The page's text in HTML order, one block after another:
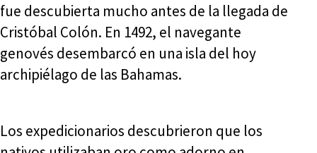
fue descubierta mucho antes de la llegada de
Cristóbal Colón. En 1492, el navegante
genovés desembarcó en una isla del hoy
archipiélago de las Bahamas.
Los expedicionarios descubrieron que los